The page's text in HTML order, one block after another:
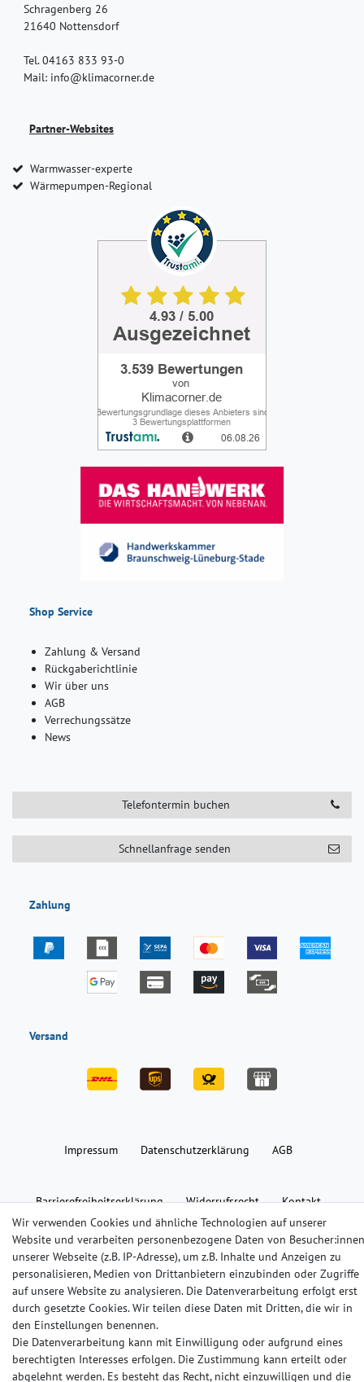
Schragenberg 26
21640 Nottensdorf
Tel. 04163 833 93-0
Mail: info@klimacorner.de
Partner-Websites
Warmwasser-experte
Wärmepumpen-Regional
Shop Service
Zahlung & Versand
Rückgaberichtlinie
Wir über uns
AGB
Verrechungssätze
News
Telefontermin buchen
Schnellanfrage senden
Zahlung
Versand
Impressum Daten­schutz­erklärung AGB
Barrierefreiheitserklärung Widerrufs­recht
Kontakt
Wir verwenden Cookies und ähnliche Technologien auf unserer
Website und verarbeiten personenbezogene Daten von Besucher:innen
unserer Webseite (z.B. IP-Adresse), um z.B. Inhalte und Anzeigen zu
personalisieren, Medien von Drittanbietern einzubinden oder Zugriffe
auf unsere Website zu analysieren. Die Datenverarbeitung erfolgt erst
durch gesetzte Cookies. Wir teilen diese Daten mit Dritten, die wir in
den Einstellungen benennen.
Die Datenverarbeitung kann mit Einwilligung oder aufgrund eines
berechtigten Interesses erfolgen. Die Zustimmung kann erteilt oder
abgelehnt werden. Es besteht das Recht, nicht einzuwilligen und die
© Copyright 2024-2025 | Alle Rechte vorbehalten.
Widerrufs­recht Widerrufs­formular Impressum
Daten­schutz­erklärung AGB Kontakt